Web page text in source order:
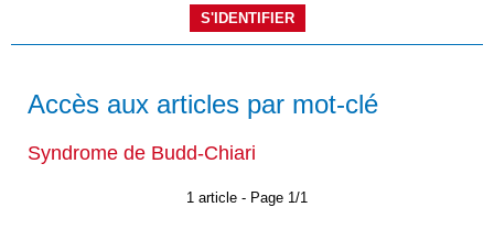
S'IDENTIFIER
Accès aux articles par mot-clé
Syndrome de Budd-Chiari
1 article - Page 1/1